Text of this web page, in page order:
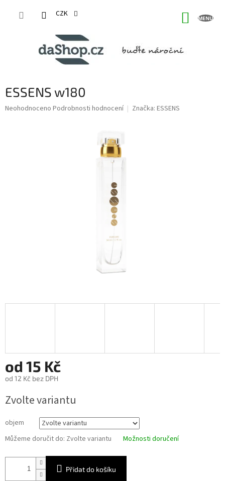
CZK
ESSENS w180
Průměrné
Neohodnoceno Podrobnosti hodnocení Značka: ESSENS
od 15 Kč
od 12 Kč bez DPH
cena:
Zvolte variantu
objem
Můžeme doručit do: Zvolte variantu Možnosti doručení
Přidat do košíku